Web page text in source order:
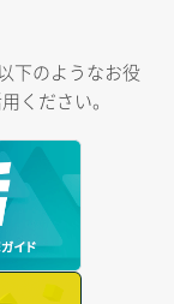
下のようなお役
ください。